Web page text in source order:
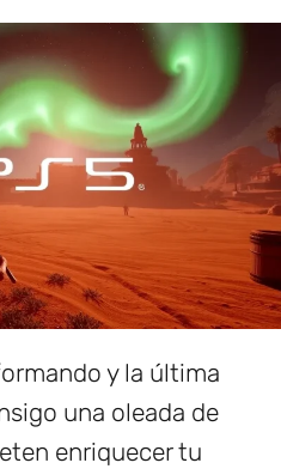
y la última
una oleada de
enriquecer tu